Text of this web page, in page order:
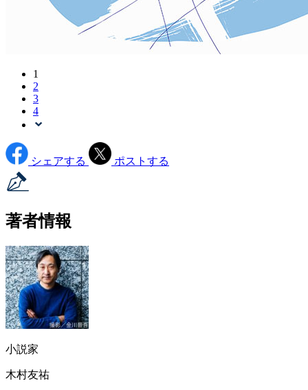
1
2
3
4
シェアする ポストする
著者情報
小説家
木村友祐